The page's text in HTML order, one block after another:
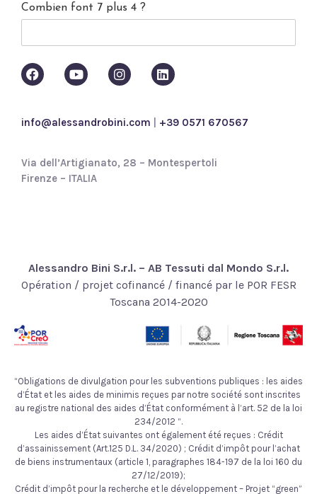
y
i
c
Combien font 7 plus 4 ?
info@alessandrobini.com +39 0571 670567
Via dell’Artigianato, 28 – Montespertoli
Firenze – ITALIA
Alessandro Bini S.r.l. – AB Tessuti dal Mondo S.r.l.
Opération / projet cofinancé / financé par le POR FESR
Toscana 2014-2020
“Obligations de divulgation pour les subventions publiques : les aides
d’État et les aides de minimis reçues par notre société sont inscrites
au registre national des aides d’État conformément à l’art. 52 de la loi
234/2012 “.
Les aides d’État suivantes ont également été reçues : Crédit
d’assainissement (Art.125 D.L. 34/2020) ; Crédit d’impôt pour l’achat
de biens instrumentaux (article 1, paragraphes 184-197 de la loi 160 du
27/12/2019);
Crédit d’impôt pour la recherche et le développement – Projet “green”